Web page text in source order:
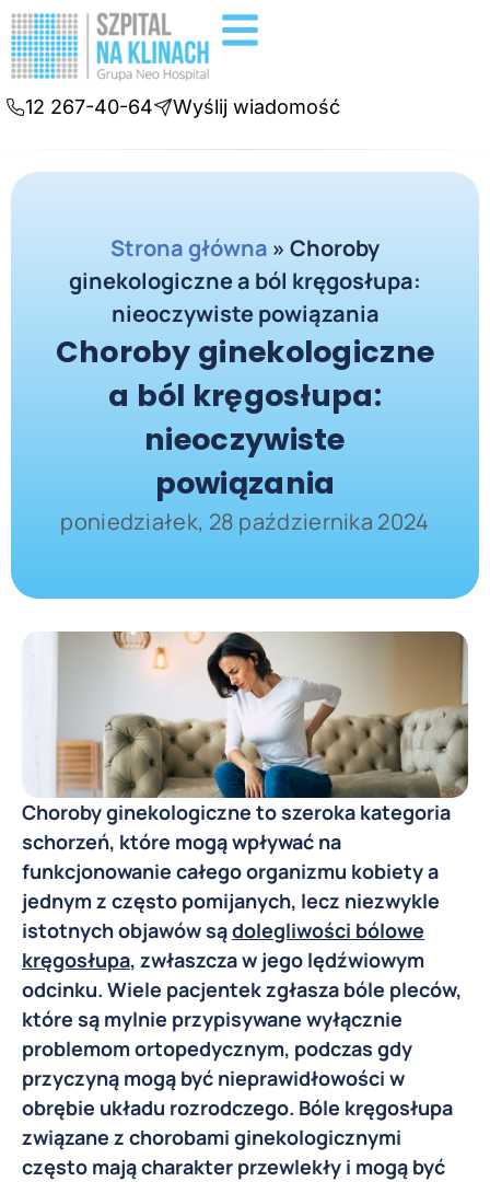
12 267-40-64 Wyślij wiadomość
Strona główna » Choroby
ginekologiczne a ból kręgosłupa:
nieoczywiste powiązania
Choroby ginekologiczne
a ból kręgosłupa:
nieoczywiste
powiązania
poniedziałek, 28 października 2024
Choroby ginekologiczne to szeroka kategoria
schorzeń, które mogą wpływać na
funkcjonowanie całego organizmu kobiety a
jednym z często pomijanych, lecz niezwykle
istotnych objawów sądolegliwości bólowe
kręgosłupa, zwłaszcza w jego lędźwiowym
odcinku. Wiele pacjentek zgłasza bóle pleców,
które są mylnie przypisywane wyłącznie
problemom ortopedycznym, podczas gdy
przyczyną mogą być nieprawidłowości w
obrębie układu rozrodczego. Bóle kręgosłupa
związane z chorobami ginekologicznymi
często mają charakter przewlekły i mogą być